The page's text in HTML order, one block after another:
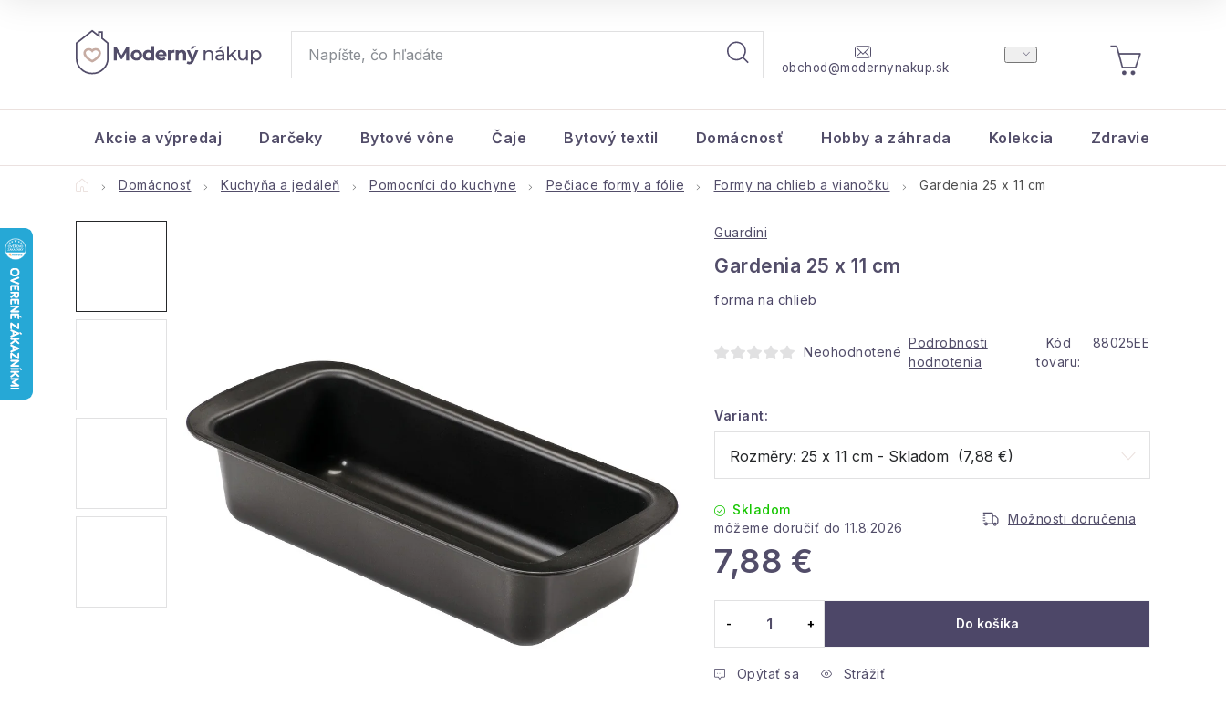
obchod@modernynakup.sk
NÁKUPNÝ
KOŠÍK
Akcie a výpredaj Darčeky Bytové vône Čaje Bytový textil Domácnosť Hobby a záhrada Kolekcia Zdravie a krása
DomovDomácnosť Kuchyňa a jedáleň Pomocníci do kuchyne Pečiace formy a fólie Formy na chlieb a vianočku Gardenia 25 x 11 cm
Guardini
Gardenia 25 x 11 cm
forma na chlieb
Neohodnotené
Podrobnosti
hodnotenia
Kód
tovaru:
88025EE
Variant:
Skladom
11.8.2026
Možnosti doručenia
7,88 €
Do košíka
Opýtať sa Strážiť